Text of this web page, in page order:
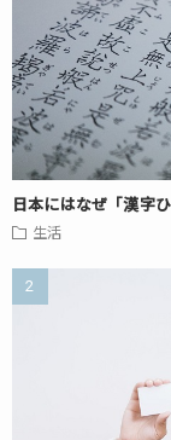
日本にはなぜ「漢字
生活